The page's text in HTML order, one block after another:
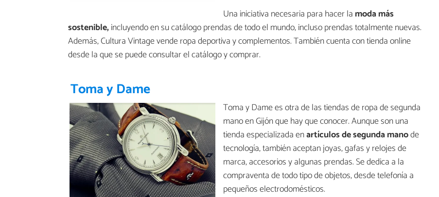
Una iniciativa necesaria para hacer la moda más
sostenible,incluyendo en su catálogo prendas de todo el mundo, incluso prendas totalmente nuevas.
Además, Cultura Vintage vende ropa deportiva y complementos. También cuenta con tienda online
desde la que se puede consultar el catálogo y comprar.
Toma y Dame
Toma y Dame es otra de las tiendas de ropa de segunda
mano en Gijón que hay que conocer. Aunque son una
tienda especializada enartículos de segunda manode
tecnología, también aceptan joyas, gafas y relojes de
marca, accesorios y algunas prendas. Se dedica a la
compraventa de todo tipo de objetos, desde telefonía a
pequeños electrodomésticos.